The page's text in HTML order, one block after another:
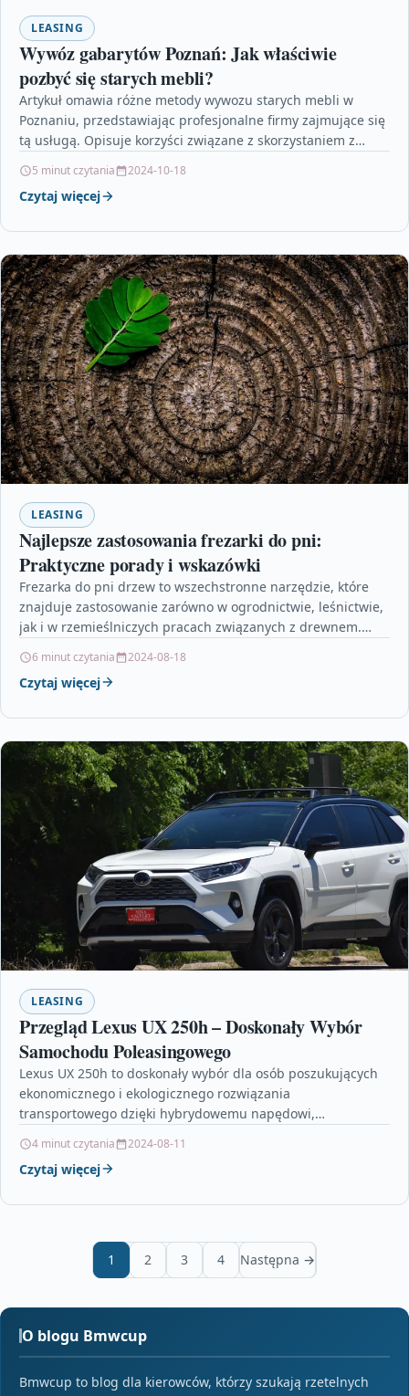
LEASING
Wywóz gabarytów Poznań: Jak właściwie
pozbyć się starych mebli?
Artykuł omawia różne metody wywozu starych mebli w
Poznaniu, przedstawiając profesjonalne firmy zajmujące się
tą usługą. Opisuje korzyści związane z skorzystaniem z
5 minut czytania 2024-10-18
Czytaj więcej
LEASING
Najlepsze zastosowania frezarki do pni:
Praktyczne porady i wskazówki
Frezarka do pni drzew to wszechstronne narzędzie, które
znajduje zastosowanie zarówno w ogrodnictwie, leśnictwie,
jak i w rzemieślniczych pracach związanych z drewnem.
6 minut czytania 2024-08-18
Czytaj więcej
LEASING
Przegląd Lexus UX 250h – Doskonały Wybór
Samochodu Poleasingowego
Lexus UX 250h to doskonały wybór dla osób poszukujących
ekonomicznego i ekologicznego rozwiązania
transportowego dzięki hybrydowemu napędowi,
substancji…
4 minut czytania 2024-08-11
Czytaj więcej
1 2 3 4 Następna →
O blogu Bmwcup
Bmwcup to blog dla kierowców, którzy szukają rzetelnych